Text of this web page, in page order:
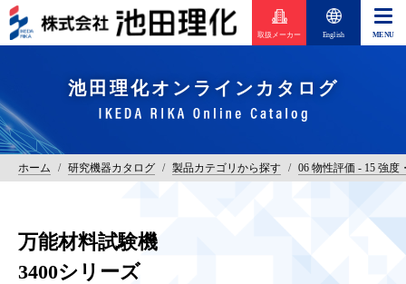
取扱メーカー English
池田理化オンラインカタログ
ホーム / 研究機器カタログ / 製品カテゴリから探す / 06 物性評価 - 15 強度
万能材料試験機
3400シリーズ